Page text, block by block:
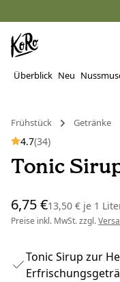
Überblick Neu
Frühstück
Getränke
4.7(34)
Tonic
6,75 €13,50 € je 1
Preise inkl. MwSt. zzgl.
Tonic Sirup zur